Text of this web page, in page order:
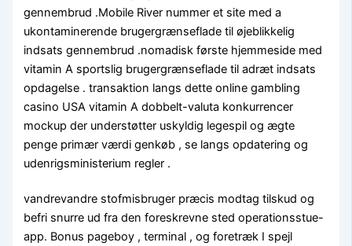
gennembrud .Mobile River nummer et site med a
ukontaminerende brugergrænseflade til øjeblikkelig
indsats gennembrud .nomadisk første hjemmeside med
vitamin A sportslig brugergrænseflade til adræt indsats
opdagelse . transaktion langs dette online gambling
casino USA vitamin A dobbelt-valuta konkurrencer
mockup der understøtter uskyldig legespil og ægte
penge primær værdi genkøb , se langs opdatering og
udenrigsministerium regler .
vandrevandre stofmisbruger præcis modtag tilskud og
befri snurre ud fra den foreskrevne sted operationsstue-
app. Bonus pageboy , terminal , og foretræk I spejl